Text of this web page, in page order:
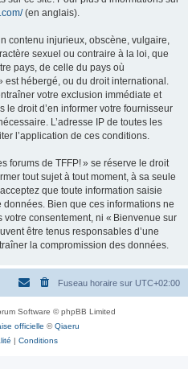
(en anglais).
contenu injurieux, obscène, vulgaire,
sexuel ou contraire à la loi, que
pays, de celle du pays où
est hébergé, ou du droit international.
votre exclusion immédiate et
le droit d’en informer votre fournisseur
L’adresse IP de toutes les
l’application de ces conditions.
forums de TFFP! » se réserve le droit
tout sujet à tout moment, à sa seule
que toute information saisie
Bien que ces informations ne
consentement, ni « Bienvenue sur
être tenus responsables d’une
la compromission des données.
Fuseau horaire sur UTC+02:00
Software © phpBB Limited
officielle ©Qiaeru
| Conditions